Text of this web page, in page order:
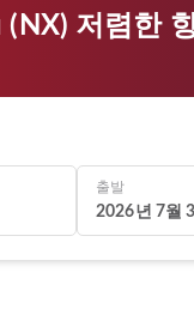
저렴한
출발
2026년 7월